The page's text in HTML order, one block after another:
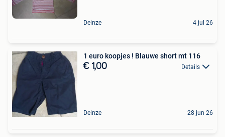
Deinze 4 jul 26
1 euro koopjes ! Blauwe short mt 116
€ 1,00 Details
Deinze 28 jun 26